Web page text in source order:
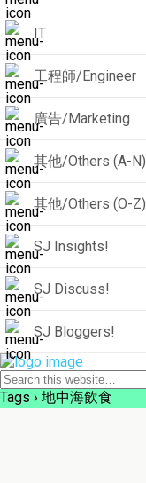
IT
工程師/Engineer
廣告/Marketing
其他/Others (A-N)
其他/Others (O-Z)
SJ Insights!
SJ Discuss!
SJ Bloggers!
Tags › 地中海飲食